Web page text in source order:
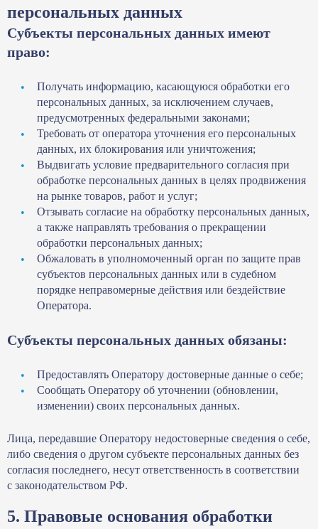
персональных данных
Субъекты персональных данных имеют
право:
Получать информацию, касающуюся обработки его
персональных данных, за исключением случаев,
предусмотренных федеральными законами;
Требовать от оператора уточнения его персональных
данных, их блокирования или уничтожения;
Выдвигать условие предварительного согласия при
обработке персональных данных в целях продвижения
на рынке товаров, работ и услуг;
Отзывать согласие на обработку персональных данных,
а также направлять требования о прекращении
обработки персональных данных;
Обжаловать в уполномоченный орган по защите прав
субъектов персональных данных или в судебном
порядке неправомерные действия или бездействие
Оператора.
Субъекты персональных данных обязаны:
Предоставлять Оператору достоверные данные о себе;
Сообщать Оператору об уточнении (обновлении,
изменении) своих персональных данных.
Лица, передавшие Оператору недостоверные сведения о себе,
либо сведения о другом субъекте персональных данных без
согласия последнего, несут ответственность в соответствии
с законодательством РФ.
5. Правовые основания обработки